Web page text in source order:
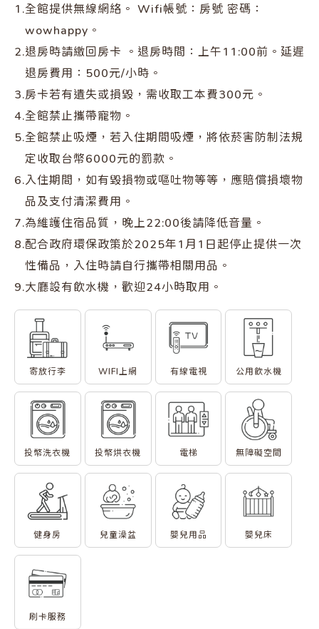
｜客房｜
Rooms
｜新訊｜
News
｜須知｜
Notice
｜位置｜
｜景點｜
Scenery
｜首頁｜
｜台北分館｜
wowhappy-taipei wowhappy-daan
1. 全館提供無線網絡。 Wifi帳號：房號 密碼：
wowhappy。
2. 退房時請繳回房卡 。退房時間：上午11:00前。延遲
退房費用：500元/小時。
3. 房卡若有遺失或損毀，需收取工本費300元。
4. 全館禁止攜帶寵物。
5. 全館禁止吸煙，若入住期間吸煙，將依菸害防制法規
定收取台幣6000元的罰款。
6. 入住期間，如有毀損物或嘔吐物等等，應賠償損壞物
品及支付清潔費用。
7. 為維護住宿品質，晚上22:00後請降低音量。
8. 配合政府環保政策於2025年1月1日起停止提供一次
性備品，入住時請自行攜帶相關用品。
9. 大廳設有飲水機，歡迎24小時取用。
寄放行李 WIFI上網 有線電視 公用飲水機
投幣洗衣機 投幣烘衣機 電梯 無障礙空間
健身房 兒童澡盆 嬰兒用品 嬰兒床
刷卡服務